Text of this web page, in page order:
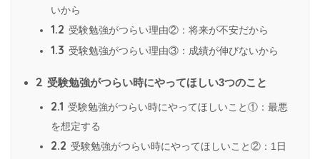
いから
1.2 受験勉強がつらい理由②：将来が不安だから
1.3 受験勉強がつらい理由③：成績が伸びないから
2 受験勉強がつらい時にやってほしい3つのこと
2.1 受験勉強がつらい時にやってほしいこと①：最悪
を想定する
2.2 受験勉強がつらい時にやってほしいこと②：1日